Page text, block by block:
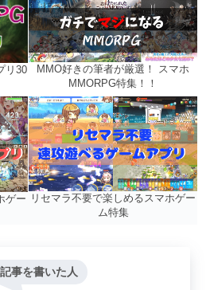
リ30
MMO好きの筆者が厳選！ スマホ
MMORPG特集！！
ゲー リセマラ不要で楽しめるスマホゲー
ム特集
事を書いた人